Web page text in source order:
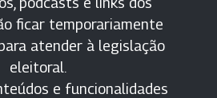
ficar temporariamente
atender à legislação
eleitoral.
e funcionalidades